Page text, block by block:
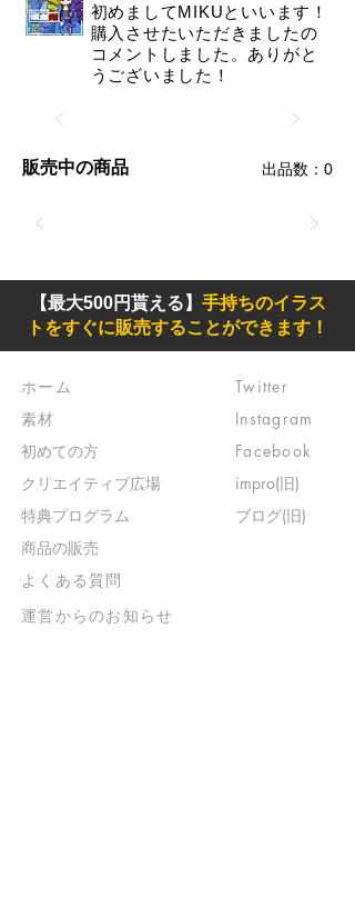
初めましてMIKUといいます！
購入させたいただきましたの
コメントしました。ありがと
うございました！
販売中の商品 ​出品数：0
【最大500円貰える】 手持ちのイラス
トをすぐに販売することができます！
ホーム
素材
初めての方
​クリエイティブ広場
​特典プログラム
​商品の販売
よくある質問
Twitter
Instagram
Facebook
impro(旧)​
ブログ(旧)
​運営からのお知らせ